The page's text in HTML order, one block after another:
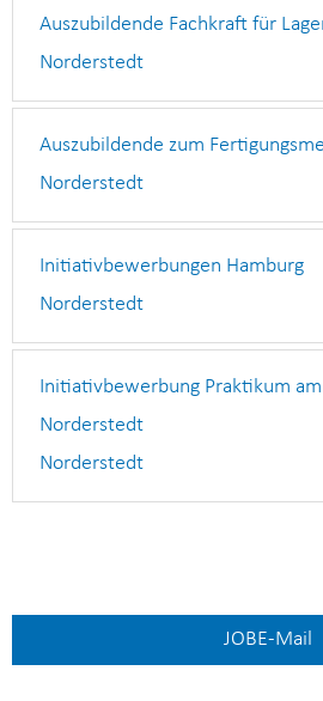
Auszubildende Fachkraft für
Norderstedt
Auszubildende zum
Norderstedt
Initiativbewerbungen Hamburg
Norderstedt
Initiativbewerbung Praktikum
Norderstedt
Norderstedt
JOBE-Mail